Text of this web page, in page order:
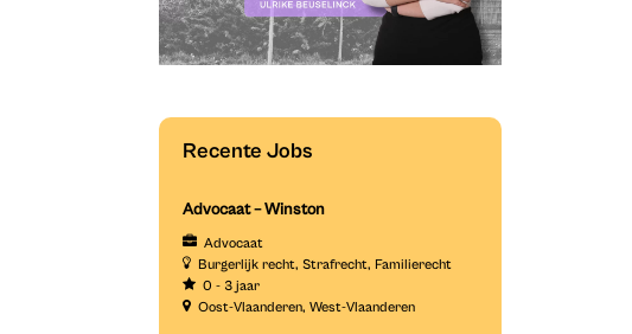
Recente Jobs
Advocaat – Winston
Advocaat
Burgerlijk recht Strafrecht Familierecht
0 - 3 jaar
Oost-Vlaanderen West-Vlaanderen